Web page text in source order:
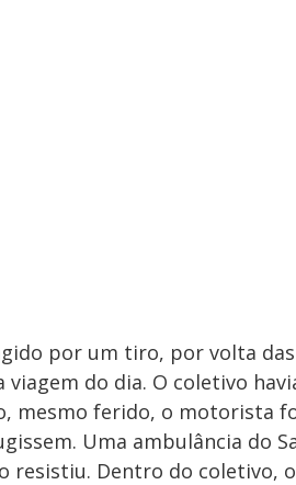
por um tiro, por volta
do dia. O coletivo
mesmo ferido, o motorista
Uma ambulância do
resistiu. Dentro do coletivo,